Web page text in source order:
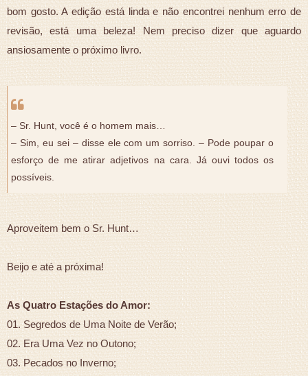
bom gosto. A edição está linda e não encontrei nenhum erro de
revisão, está uma beleza! Nem preciso dizer que aguardo
ansiosamente o próximo livro.
– Sr. Hunt, você é o homem mais…
– Sim, eu sei – disse ele com um sorriso. – Pode poupar o
esforço de me atirar adjetivos na cara. Já ouvi todos os
possíveis.
Aproveitem bem o Sr. Hunt…
Beijo e até a próxima!
As Quatro Estações do Amor:
01. Segredos de Uma Noite de Verão;
02. Era Uma Vez no Outono;
03. Pecados no Inverno;